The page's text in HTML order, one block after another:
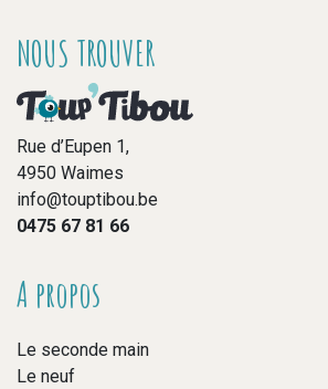
NOUS TROUVER
Rue d’Eupen 1,
4950 Waimes
info@touptibou.be
0475 67 81 66
A propos
Le seconde main
Le neuf